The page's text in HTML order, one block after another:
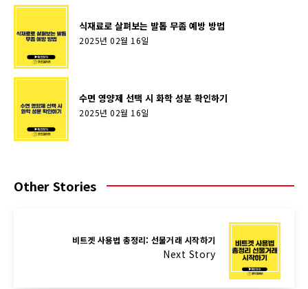
식재료로 살펴보는 발톱 무좀 예방 방법
2025년 02월 16일
수면 영양제 선택 시 화학 성분 확인하기
2025년 02월 16일
Other Stories
비트겟 사용법 총정리: 선물거래 시작하기
Next Story